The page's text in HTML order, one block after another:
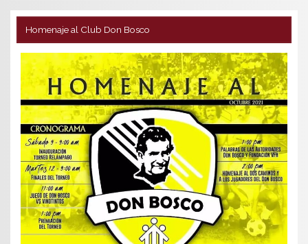
Homenaje al Club Don Bosco